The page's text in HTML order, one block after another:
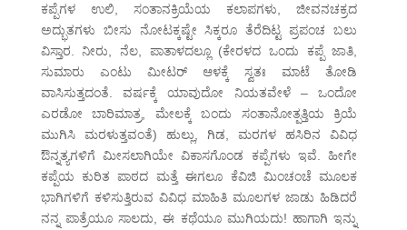
ಕಪ್ಪೆಗಳ ಉಲಿ, ಸಂತಾನಕ್ರಿಯೆಯ ಕಲಾಪಗಳು, ಜೀವನಚಕ್ರದ
ಅದ್ಭುತಗಳು ಬೀಸು ನೋಟಕ್ಕಷ್ಟೇ ಸಿಕ್ಕರೂ ತೆರೆದಿಟ್ಟ ಪ್ರಪಂಚ ಬಲು
ವಿಸ್ತಾರ. ನೀರು, ನೆಲ, ಪಾತಾಳದಲ್ಲೂ (ಕೇರಳದ ಒಂದು ಕಪ್ಪೆ ಜಾತಿ,
ಸುಮಾರು ಎಂಟು ಮೀಟರ್ ಆಳಕ್ಕೆ ಸ್ವತಃ ಮಾಟೆ ತೋಡಿ
ವಾಸಿಸುತ್ತದಂತೆ. ವರ್ಷಕ್ಕೆ ಯಾವುದೋ ನಿಯತವೇಳೆ – ಒಂದೋ
ಎರಡೋ ಬಾರಿಮಾತ್ರ, ಮೇಲಕ್ಕೆ ಬಂದು ಸಂತಾನೋತ್ಪತ್ತಿಯ ಕ್ರಿಯೆ
ಮುಗಿಸಿ ಮರಳುತ್ತವಂತೆ) ಹುಲ್ಲು, ಗಿಡ, ಮರಗಳ ಹಸಿರಿನ ವಿವಿಧ
ಔನ್ನತ್ಯಗಳಿಗೆ ಮೀಸಲಾಗಿಯೇ ವಿಕಾಸಗೊಂಡ ಕಪ್ಪೆಗಳು ಇವೆ. ಹೀಗೇ
ಕಪ್ಪೆಯ ಕುರಿತ ಪಾಠದ ಮತ್ತೆ ಈಗಲೂ ಕೆವಿಜಿ ಮಿಂಚಂಚೆ ಮೂಲಕ
ಭಾಗಿಗಳಿಗೆ ಕಳಿಸುತ್ತಿರುವ ವಿವಿಧ ಮಾಹಿತಿ ಮೂಲಗಳ ಜಾಡು ಹಿಡಿದರೆ
ನನ್ನ ಪಾತ್ರೆಯೂ ಸಾಲದು, ಈ ಕಥೆಯೂ ಮುಗಿಯದು! ಹಾಗಾಗಿ ಇನ್ನು